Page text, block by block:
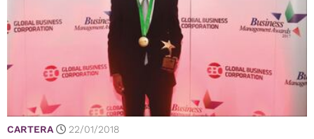
CARTERA 22/01/2018